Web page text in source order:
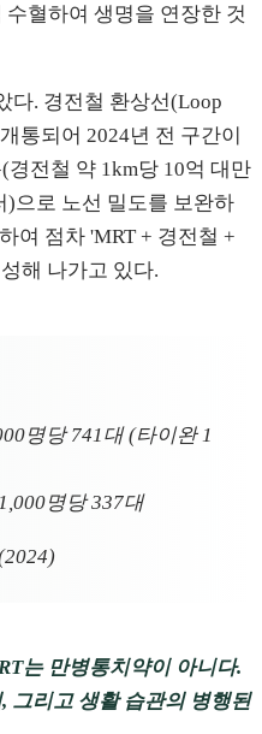
혈하여 생명을 연장한 것
다. 경전철 환상선(Loop
통되어 2024년 전 구간이
전철 약 1km당 10억 대만
)으로 노선 밀도를 보완하
여 점차 'MRT + 경전철 +
해 나가고 있다.
0명당 741대 (타이완 1
명당 337대
는 만병통치약이 아니다.
그리고 생활 습관의 병행된